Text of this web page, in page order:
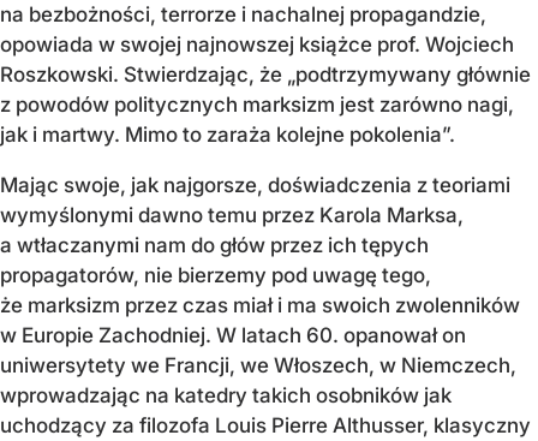
na bezbożności, terrorze i nachalnej propagandzie,
opowiada w swojej najnowszej książce prof. Wojciech
Roszkowski. Stwierdzając, że „podtrzymywany głównie
z powodów politycznych marksizm jest zarówno nagi,
jak i martwy. Mimo to zaraża kolejne pokolenia”.
Mając swoje, jak najgorsze, doświadczenia z teoriami
wymyślonymi dawno temu przez Karola Marksa,
a wtłaczanymi nam do głów przez ich tępych
propagatorów, nie bierzemy pod uwagę tego,
że marksizm przez czas miał i ma swoich zwolenników
w Europie Zachodniej. W latach 60. opanował on
uniwersytety we Francji, we Włoszech, w Niemczech,
wprowadzając na katedry takich osobników jak
uchodzący za filozofa Louis Pierre Althusser, klasyczny